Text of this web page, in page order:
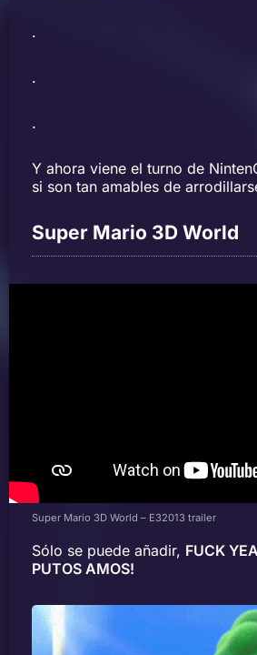
.
.
.
Y ahora viene el turno de
si son tan amables de
Super Mario 3D World
Super Mario 3D World – E32013 trailer
Sólo se puede añadir, FUCK
PUTOS AMOS!